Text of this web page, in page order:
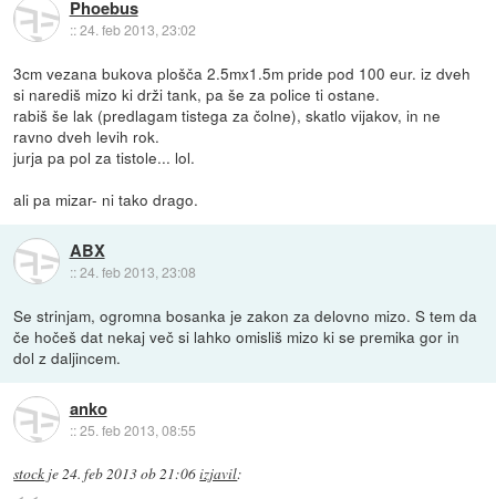
Phoebus
::24. feb 2013, 23:02
3cm vezana bukova plošča 2.5mx1.5m pride pod 100 eur. iz dveh
si narediš mizo ki drži tank, pa še za police ti ostane.
rabiš še lak (predlagam tistega za čolne), skatlo vijakov, in ne
ravno dveh levih rok.
jurja pa pol za tistole... lol.
ali pa mizar- ni tako drago.
ABX
::24. feb 2013, 23:08
Se strinjam, ogromna bosanka je zakon za delovno mizo. S tem da
če hočeš dat nekaj več si lahko omisliš mizo ki se premika gor in
dol z daljincem.
anko
::25. feb 2013, 08:55
stock je24. feb 2013 ob 21:06izjavil: